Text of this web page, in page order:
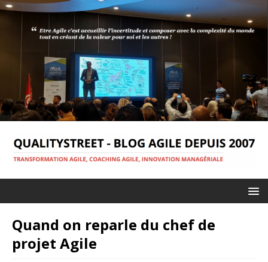
Quand on reparle du chef de
projet Agile